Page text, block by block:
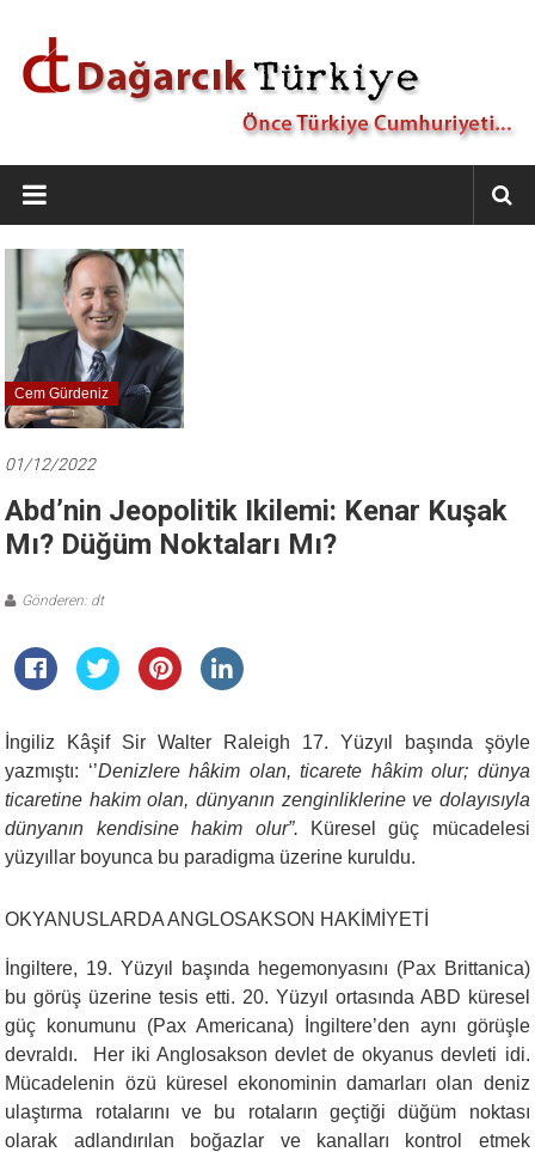
Dağarcık
Türkiye
Önce
Türkiye
Cumhuriyeti…
Cem Gürdeniz
01/12/2022
Abd’nin Jeopolitik Ikilemi: Kenar Kuşak
Mı? Düğüm Noktaları Mı?
Gönderen: dt
İngiliz Kâşif Sir Walter Raleigh 17. Yüzyıl başında şöyle
yazmıştı: ‘’Denizlere hâkim olan, ticarete hâkim olur; dünya
ticaretine hakim olan, dünyanın zenginliklerine ve dolayısıyla
dünyanın kendisine hakim olur”.
Küresel güç mücadelesi
yüzyıllar boyunca bu paradigma üzerine kuruldu.
OKYANUSLARDA ANGLOSAKSON HAKİMİYETİ
İngiltere, 19. Yüzyıl başında hegemonyasını (Pax Brittanica)
bu görüş üzerine tesis etti. 20. Yüzyıl ortasında ABD küresel
güç konumunu (Pax Americana) İngiltere’den aynı görüşle
devraldı. Her iki Anglosakson devlet de okyanus devleti idi.
Mücadelenin özü küresel ekonominin damarları olan deniz
ulaştırma rotalarını ve bu rotaların geçtiği düğüm noktası
olarak adlandırılan boğazlar ve kanalları kontrol etmek